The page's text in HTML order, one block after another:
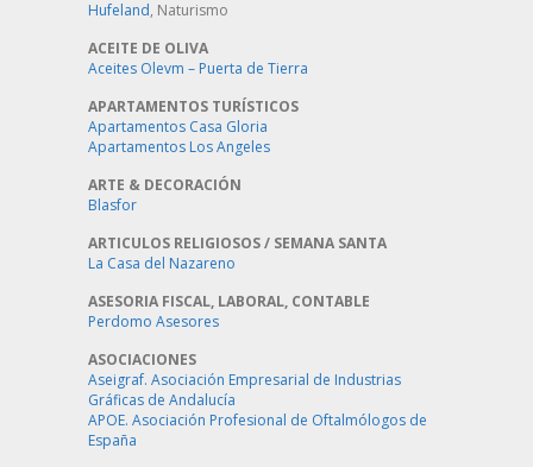
Hufeland, Naturismo
ACEITE DE OLIVA
Aceites Olevm – Puerta de Tierra
APARTAMENTOS TURÍSTICOS
Apartamentos Casa Gloria
Apartamentos Los Angeles
ARTE & DECORACIÓN
Blasfor
ARTICULOS RELIGIOSOS / SEMANA SANTA
La Casa del Nazareno
ASESORIA FISCAL, LABORAL, CONTABLE
Perdomo Asesores
ASOCIACIONES
Aseigraf. Asociación Empresarial de Industrias
Gráficas de Andalucía
APOE. Asociación Profesional de Oftalmólogos de
España